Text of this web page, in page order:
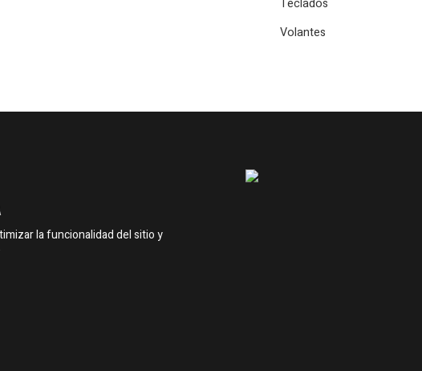
Teclados
Volantes
la funcionalidad del sitio y